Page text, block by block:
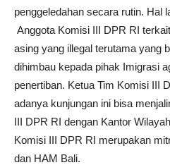
penggeledahan secara rutin. Hal
Anggota Komisi III DPR RI
asing yang illegal terutama yang
dihimbau kepada pihak Imigrasi
penertiban. Ketua Tim Komisi III
adanya kunjungan ini bisa
III DPR RI dengan Kantor
Komisi III DPR RI merupakan
dan HAM Bali.